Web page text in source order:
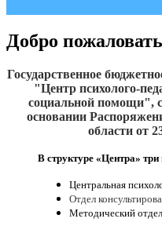
Добро
Государственное
"Центр психолого-
социальной помощи",
основании
области от
В структуре «Центра» три
Центральная
Отдел
Методический отдел